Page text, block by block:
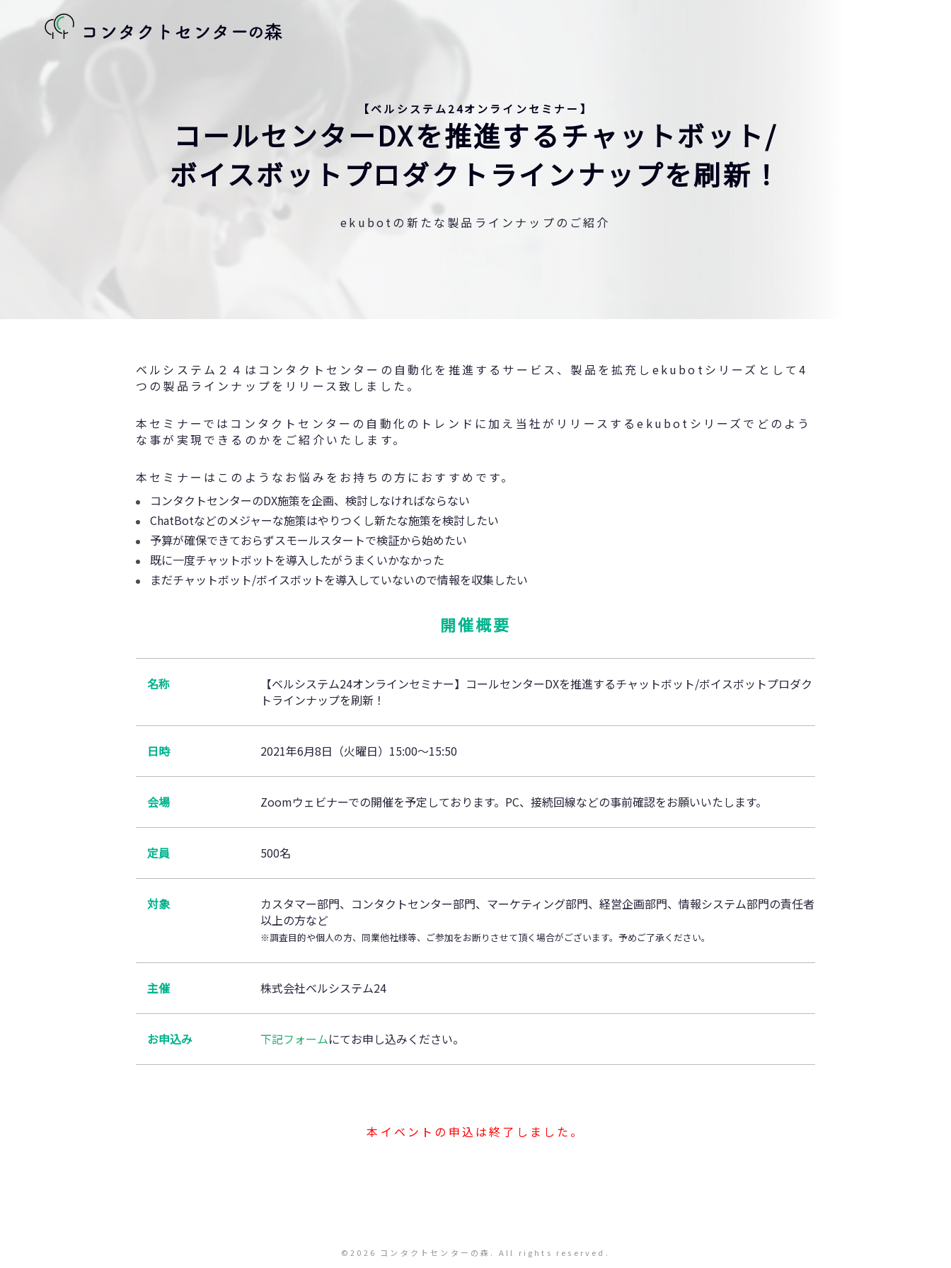
【ベルシステム24オンラインセミナー】
コールセンターDXを推進するチャットボット/
ボイスボットプロダクトラインナップを刷新！
ekubotの新たな製品ラインナップのご紹介
ベルシステム２４はコンタクトセンターの自動化を推進するサービス、製品を拡充しekubotシリーズとして4
つの製品ラインナップをリリース致しました。
本セミナーではコンタクトセンターの自動化のトレンドに加え当社がリリースするekubotシリーズでどのよう
な事が実現できるのかをご紹介いたします。
本セミナーはこのようなお悩みをお持ちの方におすすめです。
コンタクトセンターのDX施策を企画、検討しなければならない
ChatBotなどのメジャーな施策はやりつくし新たな施策を検討したい
予算が確保できておらずスモールスタートで検証から始めたい
既に一度チャットボットを導入したがうまくいかなかった
まだチャットボット/ボイスボットを導入していないので情報を収集したい
開催概要
名称
【ベルシステム24オンラインセミナー】コールセンターDXを推進するチャットボット/ボイスボットプロダク
トラインナップを刷新！
日時 2021年6月8日（火曜日）15:00～15:50
会場 Zoomウェビナーでの開催を予定しております。PC、接続回線などの事前確認をお願いいたします。
定員 500名
対象
カスタマー部門、コンタクトセンター部門、マーケティング部門、経営企画部門、情報システム部門の責任者
以上の方など
※調査目的や個人の方、同業他社様等、ご参加をお断りさせて頂く場合がございます。予めご了承ください。
主催 株式会社ベルシステム24
お申込み 下記フォームにてお申し込みください。
本イベントの申込は終了しました。
©2026 コンタクトセンターの森. All rights reserved.